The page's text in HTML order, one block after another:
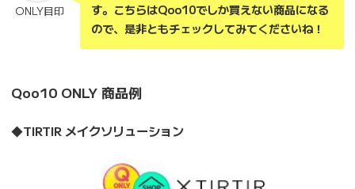
ONLY目印
す。こちらはQoo10でしか買えない商品になる
ので、是非ともチェックしてみてくださいね！
Qoo10 ONLY 商品例
◆TIRTIR メイクソリューション